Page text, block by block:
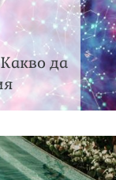
да